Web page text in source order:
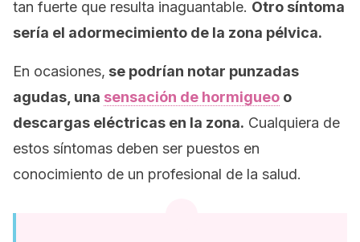
tan fuerte que resulta inaguantable. Otro síntoma
sería el adormecimiento de la zona pélvica.
En ocasiones, se podrían notar punzadas
agudas, una sensación de hormigueo o
descargas eléctricas en la zona. Cualquiera de
estos síntomas deben ser puestos en
conocimiento de un profesional de la salud.